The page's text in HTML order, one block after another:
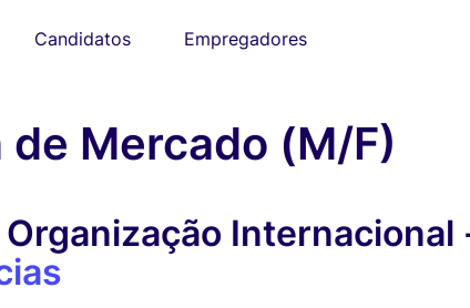
Candidatos Empregadores
Mercado (M/F)
Internacional